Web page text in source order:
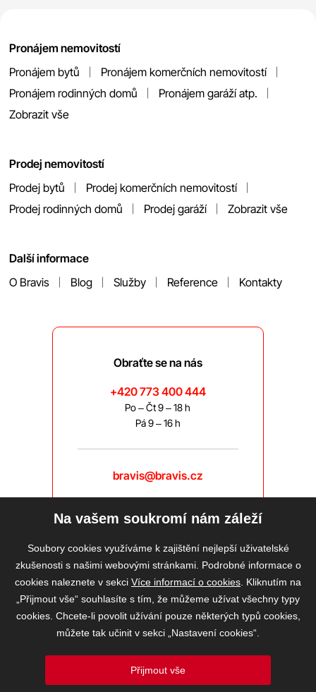
Pronájem nemovitostí
Pronájem bytů
Pronájem komerčních nemovitostí
Pronájem rodinných domů
Pronájem garáží atp.
Zobrazit vše
Prodej nemovitostí
Prodej bytů
Prodej komerčních nemovitostí
Prodej rodinných domů
Prodej garáží Zobrazit vše
Další informace
O Bravis
Blog Služby Reference Kontakty
Obraťte se na nás
+420 773 400 444
Po – Čt 9 – 18 h
Pá 9 – 16 h
bravis@bravis.cz
Na vašem soukromí nám záleží
Soubory cookies využíváme k zajištění nejlepší uživatelské
zkušenosti s našimi webovými stránkami. Podrobné informace o
cookies naleznete v sekci Více informací o cookies . Kliknutím na
„Přijmout vše“ souhlasíte s tím, že můžeme užívat všechny typy
cookies. Chcete-li povolit užívání pouze některých typů cookies,
můžete tak učinit v sekci „Nastavení cookies“.
Přijmout vše